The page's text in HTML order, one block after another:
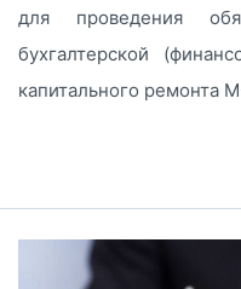
для проведения
бухгалтерской
капитального ремонта